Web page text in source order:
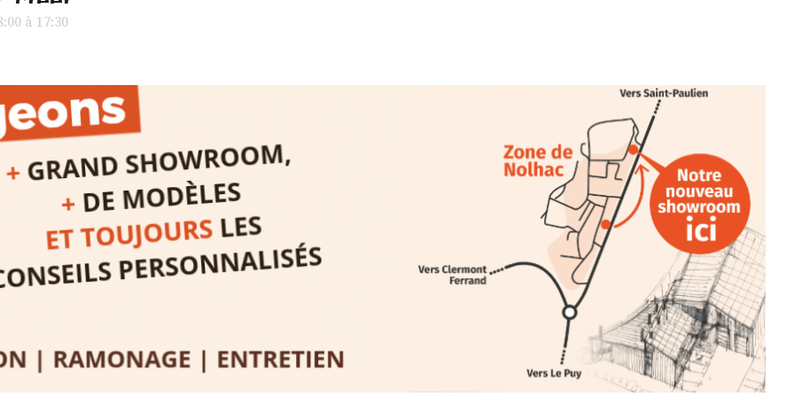
unstage
, à seulement30
à 17:30
Programmée en off du festival d’Auzon, cette
raison de plus d’aller faire un tour dans la cité
médiévale du Brivadois cet été.
INTERVIEW
STRADA Bernard Turle, vous avez ouvert une
galerie à Auzon…